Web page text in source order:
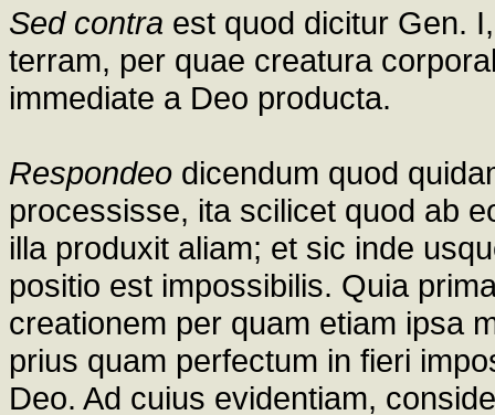
Sed contra est quod dicitur Gen.
terram, per quae creatura
immediate a Deo producta.
Respondeo dicendum quod
processisse, ita scilicet quod ab
illa produxit aliam; et sic inde
positio est impossibilis. Quia
creationem per quam etiam ipsa
prius quam perfectum in fieri
Deo. Ad cuius evidentiam,